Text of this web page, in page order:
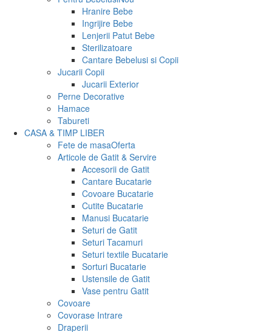
Hranire Bebe
Ingrijire Bebe
Lenjerii Patut Bebe
Sterilizatoare
Cantare Bebelusi si Copii
Jucarii Copii
Jucarii Exterior
Perne Decorative
Hamace
Tabureti
CASA & TIMP LIBER
Fete de masaOferta
Articole de Gatit & Servire
Accesorii de Gatit
Cantare Bucatarie
Covoare Bucatarie
Cutite Bucatarie
Manusi Bucatarie
Seturi de Gatit
Seturi Tacamuri
Seturi textile Bucatarie
Sorturi Bucatarie
Ustensile de Gatit
Vase pentru Gatit
Covoare
Covorase Intrare
Draperii